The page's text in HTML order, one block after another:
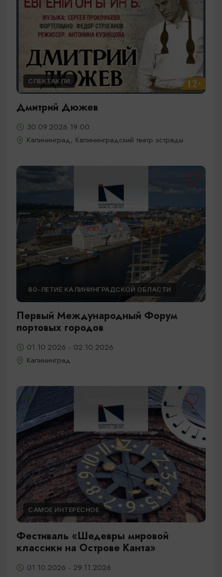
СПЕКТАКЛИ
Дмитрий Дюжев
30.09.2026 19:00
Калининград, Калининградский театр эстрады
80-ЛЕТИЕ КАЛИНИНГРАДСКОЙ ОБЛАСТИ
Первый Международный Форум
портовых городов
01.10.2026 - 02.10.2026
Калининград
САМОЕ ИНТЕРЕСНОЕ
Фестиваль «Шедевры мировой
классики на Острове Канта»
01.10.2026 - 29.11.2026